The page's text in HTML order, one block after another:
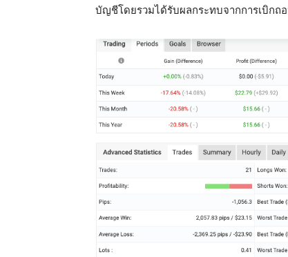
บัญชีโดยรวมได้รับผลกระทบจากการเบิกถ